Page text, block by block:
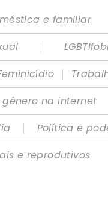
e familiar
|
|
na internet
|
Política e
e reprodutivos